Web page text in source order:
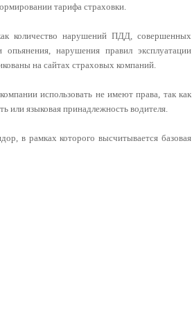
тарифа страховки.
количество нарушений ПДД, совершенных
нарушения правил эксплуатации
на сайтах страховых компаний.
использовать не имеют права, так как
языковая принадлежность водителя.
в рамках которого высчитывается базовая